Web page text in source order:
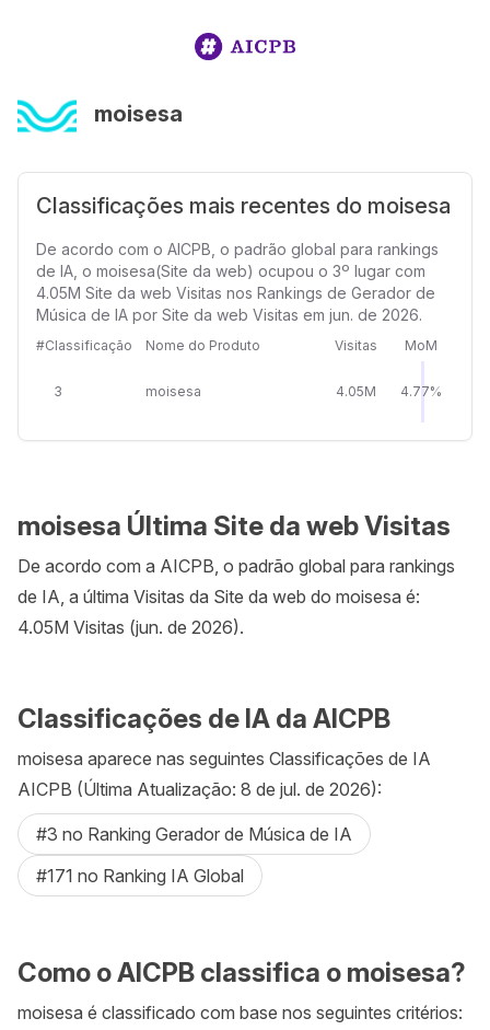
moisesa
Classificações mais recentes do moisesa
De acordo com o AICPB, o padrão global para rankings
de IA, o moisesa(Site da web) ocupou o 3º lugar com
4.05M Site da web Visitas nos Rankings de Gerador de
Música de IA por Site da web Visitas em jun. de 2026.
#Classificação Nome do Produto Visitas MoM
3 moisesa 4.05M 4.77%
moisesa Última Site da web Visitas
De acordo com a AICPB, o padrão global para rankings
de IA, a última Visitas da Site da web do moisesa é:
4.05M Visitas (jun. de 2026).
Classificações de IA da AICPB
moisesa aparece nas seguintes Classificações de IA
AICPB (Última Atualização: 8 de jul. de 2026):
#3 no Ranking Gerador de Música de IA
#171 no Ranking IA Global
Como o AICPB classifica o moisesa?
moisesa é classificado com base nos seguintes critérios: